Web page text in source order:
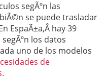
segÃºn las
se puede trasladar
EspaÃ±a,Â hay 39
los datos
uno de los modelos
de